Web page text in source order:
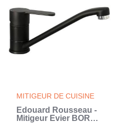
MITIGEUR DE CUISINE
Edouard Rousseau -
Mitigeur Evier BORN -